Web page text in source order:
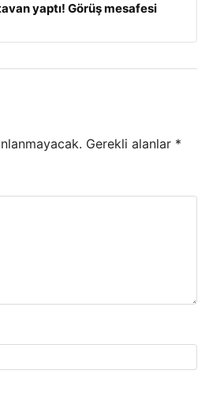
yaptı! Görüş mesafesi
Gerekli alanlar *